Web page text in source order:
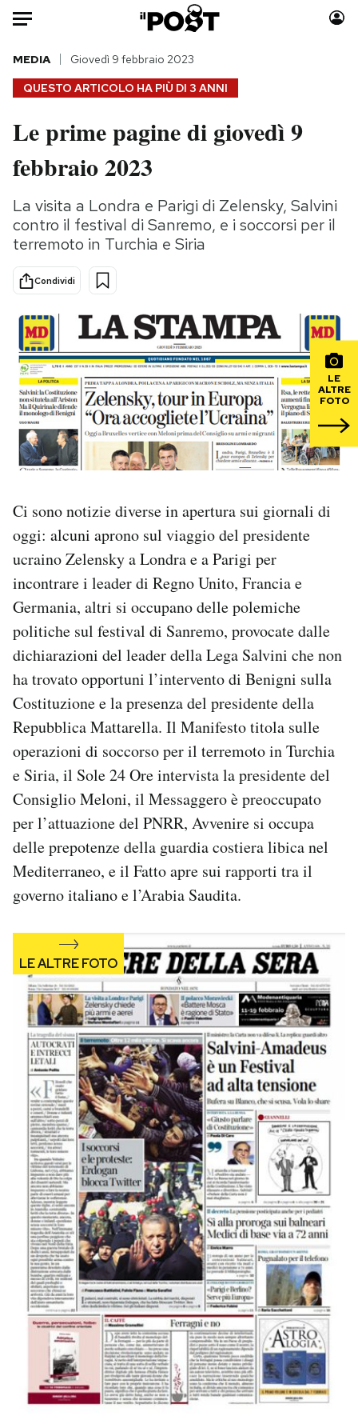
Auto
HOME
Italia
Politica
Tecnologia
Internet
Scienza
Cultura
Economia
Sport
Moda
Storie/Idee
Ok Boomer!
Media
Mondiali calcio 2026
PODCAST
NEWSLETTER
SHOP
CALENDARIO
AREA PERSONALE
Area Personale
Newsletter
Notifiche mobile
Regala il Post
Hai bisogno di aiuto?
Esci
QUESTO ARTICOLO HA PIÙ DI 3 ANNI
MEDIA Giovedì 9 febbraio 2023
Le prime pagine di giovedì 9
febbraio 2023
La visita a Londra e Parigi di Zelensky, Salvini
contro il festival di Sanremo, e i soccorsi per il
terremoto in Turchia e Siria
Condividi
LE
ALTRE
FOTO
Ci sono notizie diverse in apertura sui giornali di
oggi: alcuni aprono sul viaggio del presidente
ucraino Zelensky a Londra e a Parigi per
incontrare i leader di Regno Unito, Francia e
Germania, altri si occupano delle polemiche
politiche sul festival di Sanremo, provocate dalle
dichiarazioni del leader della Lega Salvini che non
ha trovato opportuni l’intervento di Benigni sulla
Costituzione e la presenza del presidente della
Repubblica Mattarella. Il Manifesto titola sulle
operazioni di soccorso per il terremoto in Turchia
e Siria, il Sole 24 Ore intervista la presidente del
Consiglio Meloni, il Messaggero è preoccupato
per l’attuazione del PNRR, Avvenire si occupa
delle prepotenze della guardia costiera libica nel
Mediterraneo, e il Fatto apre sui rapporti tra il
governo italiano e l’Arabia Saudita.